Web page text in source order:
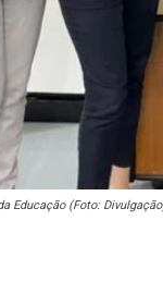
Educação (Foto: